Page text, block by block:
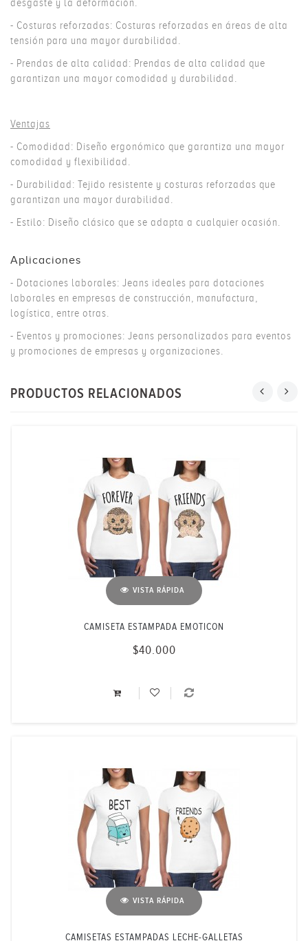
desgaste y la deformación.
- Costuras reforzadas: Costuras reforzadas en áreas de alta
tensión para una mayor durabilidad.
- Prendas de alta calidad: Prendas de alta calidad que
garantizan una mayor comodidad y durabilidad.
Ventajas
- Comodidad: Diseño ergonómico que garantiza una mayor
comodidad y flexibilidad.
- Durabilidad: Tejido resistente y costuras reforzadas que
garantizan una mayor durabilidad.
- Estilo: Diseño clásico que se adapta a cualquier ocasión.
Aplicaciones
- Dotaciones laborales: Jeans ideales para dotaciones
laborales en empresas de construcción, manufactura,
logística, entre otras.
- Eventos y promociones: Jeans personalizados para eventos
y promociones de empresas y organizaciones.
PRODUCTOS RELACIONADOS
VISTA RÁPIDA
CAMISETA ESTAMPADA EMOTICON
$40.000
VISTA RÁPIDA
CAMISETAS ESTAMPADAS LECHE-GALLETAS